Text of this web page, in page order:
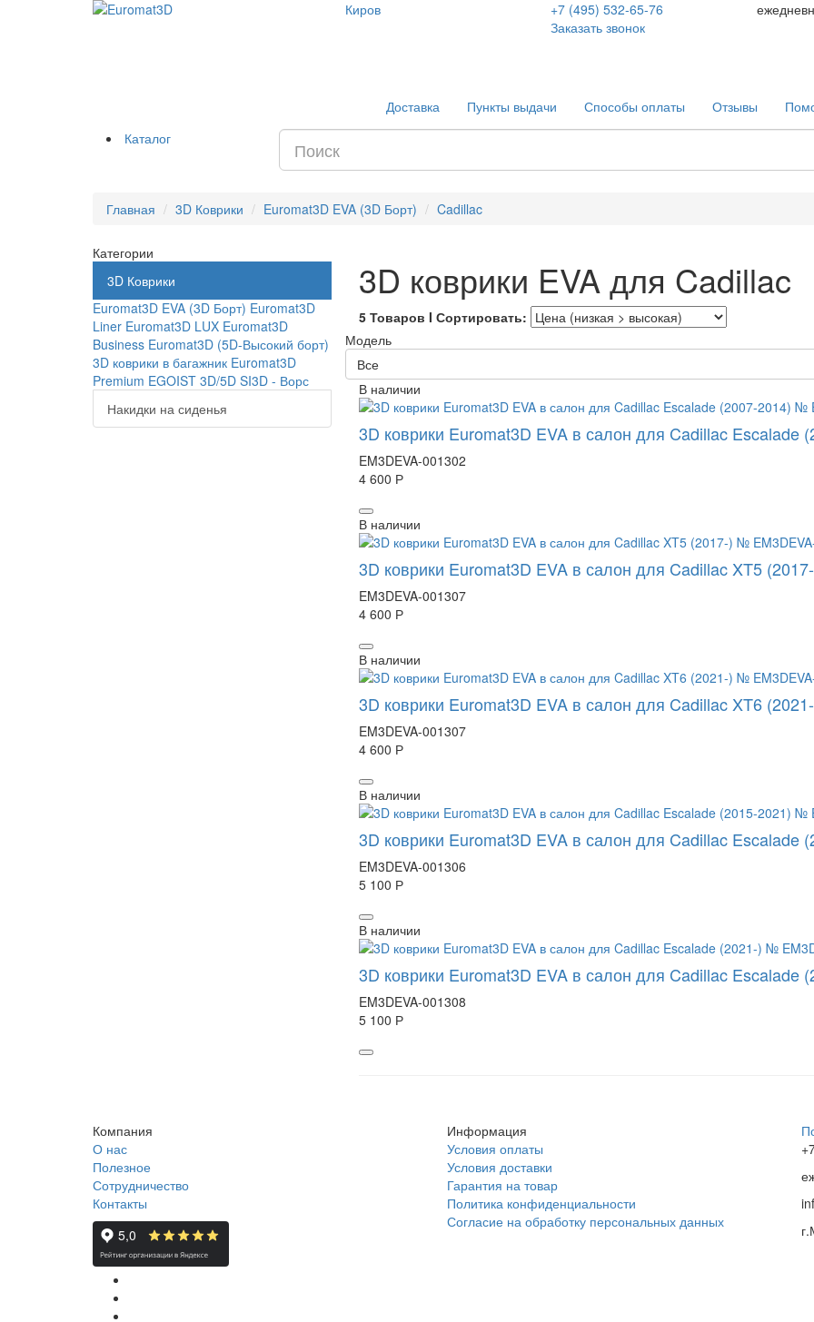
Киров
+7 (495) 532-65-76
Заказать звонок
Доставка Пункты выдачи Способы оплаты Отзывы
Каталог
Главная 3D Коврики Euromat3D EVA (3D Борт) Cadillac
Категории
3D Коврики
Euromat3D EVA (3D Борт) Euromat3D
Liner Euromat3D LUX Euromat3D
Business Euromat3D (5D-Высокий борт)
3D коврики в багажник Euromat3D
Premium EGOIST 3D/5D SI3D - Ворс
Накидки на сиденья
3D коврики EVA для Cadillac
5 Товаров I Сортировать:
Модель
Все
В наличии
3D коврики Euromat3D EVA в салон для Cadillac
EM3DEVA-001302
4 600 Р
В наличии
3D коврики Euromat3D EVA в салон для Cadillac XT5
EM3DEVA-001307
4 600 Р
В наличии
3D коврики Euromat3D EVA в салон для Cadillac XT6
EM3DEVA-001307
4 600 Р
В наличии
3D коврики Euromat3D EVA в салон для Cadillac
EM3DEVA-001306
5 100 Р
В наличии
3D коврики Euromat3D EVA в салон для Cadillac Escalade
EM3DEVA-001308
5 100 Р
Компания
О нас
Полезное
Сотрудничество
Контакты
Информация
Условия оплаты
Условия доставки
Гарантия на товар
Политика конфиденциальности
Согласие на обработку персональных данных